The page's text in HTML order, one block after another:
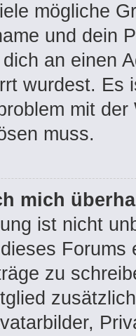
mögliche
und dein
an einen
wurdest. Es
mit
muss.
mich
ist nicht
zu